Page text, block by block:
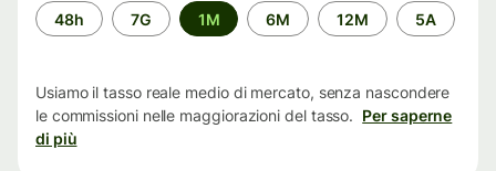
Periodo
di
48h 7G 1M 6M 12M 5A
Usiamo il tasso reale medio di mercato, senza nascondere
le commissioni nelle maggiorazioni del tasso. Per saperne
di più